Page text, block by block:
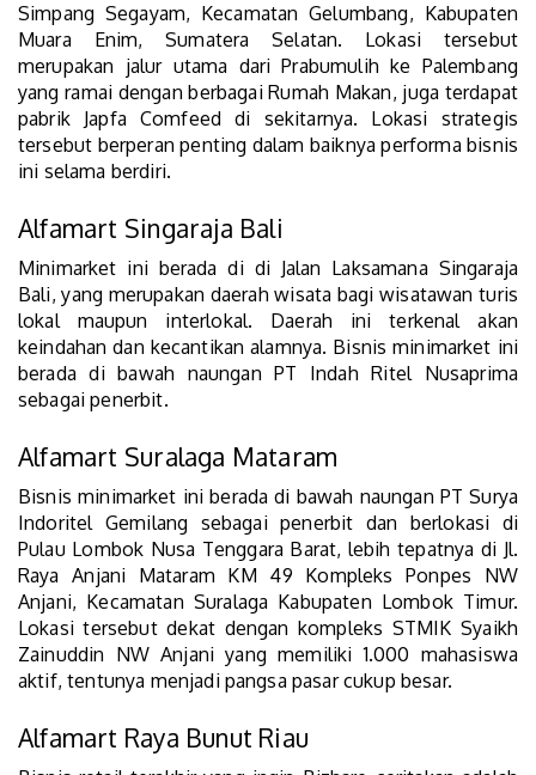
Simpang Segayam, Kecamatan Gelumbang, Kabupaten
Muara Enim, Sumatera Selatan. Lokasi tersebut
merupakan jalur utama dari Prabumulih ke Palembang
yang ramai dengan berbagai Rumah Makan, juga terdapat
pabrik Japfa Comfeed di sekitarnya. Lokasi strategis
tersebut berperan penting dalam baiknya performa bisnis
ini selama berdiri.
Alfamart Singaraja Bali
Minimarket ini berada di di Jalan Laksamana Singaraja
Bali, yang merupakan daerah wisata bagi wisatawan turis
lokal maupun interlokal. Daerah ini terkenal akan
keindahan dan kecantikan alamnya. Bisnis minimarket ini
berada di bawah naungan PT Indah Ritel Nusaprima
sebagai penerbit.
Alfamart Suralaga Mataram
Bisnis minimarket ini berada di bawah naungan PT Surya
Indoritel Gemilang sebagai penerbit dan berlokasi di
Pulau Lombok Nusa Tenggara Barat, lebih tepatnya di Jl.
Raya Anjani Mataram KM 49 Kompleks Ponpes NW
Anjani, Kecamatan Suralaga Kabupaten Lombok Timur.
Lokasi tersebut dekat dengan kompleks STMIK Syaikh
Zainuddin NW Anjani yang memiliki 1.000 mahasiswa
aktif, tentunya menjadi pangsa pasar cukup besar.
Alfamart Raya Bunut Riau